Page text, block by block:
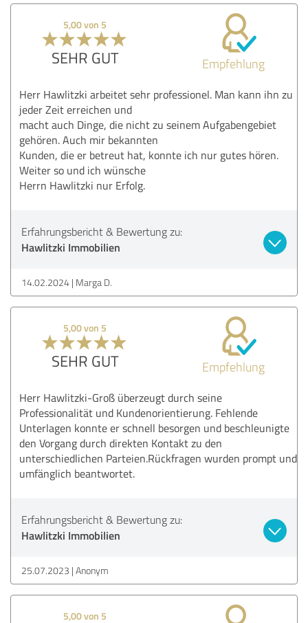
5,00 von 5
SEHR GUT Empfehlung
Herr Hawlitzki arbeitet sehr professionel. Man kann ihn zu
jeder Zeit erreichen und
macht auch Dinge, die nicht zu seinem Aufgabengebiet
gehören. Auch mir bekannten
Kunden, die er betreut hat, konnte ich nur gutes hören.
Weiter so und ich wünsche
Herrn Hawlitzki nur Erfolg.
Erfahrungsbericht & Bewertung zu:
Hawlitzki Immobilien
14.02.2024 Marga D.
5,00 von 5
SEHR GUT Empfehlung
Herr Hawlitzki-Groß überzeugt durch seine
Professionalität und Kundenorientierung. Fehlende
Unterlagen konnte er schnell besorgen und beschleunigte
den Vorgang durch direkten Kontakt zu den
unterschiedlichen Parteien.Rückfragen wurden prompt und
umfänglich beantwortet.
Erfahrungsbericht & Bewertung zu:
Hawlitzki Immobilien
25.07.2023 Anonym
5,00 von 5